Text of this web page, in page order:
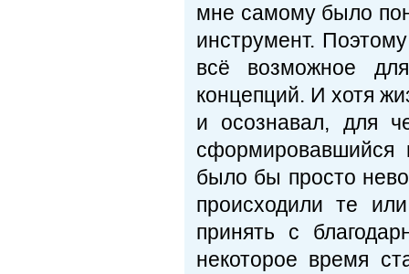
мне самому было
инструмент.
всё возможное
концепций. И хотя
и осознавал, для
сформировавшийся
было бы просто
происходили те
принять с
некоторое время